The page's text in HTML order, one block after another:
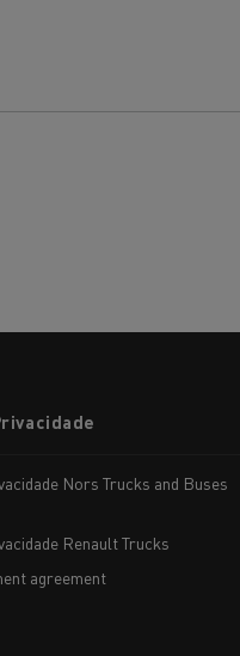
Nors Trucks and Buses
Renault Trucks
agreement